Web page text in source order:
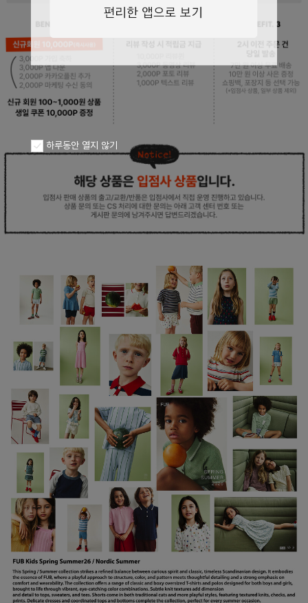
페이코 ID로
PAYCO 바로구
하루동안 열지 않기